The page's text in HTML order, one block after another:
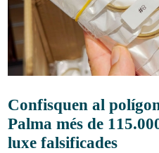
Confisquen al
Palma més de
luxe falsificades